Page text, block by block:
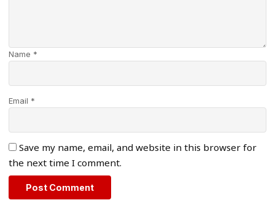
Name *
Email *
Save my name, email, and website in this browser for
the next time I comment.